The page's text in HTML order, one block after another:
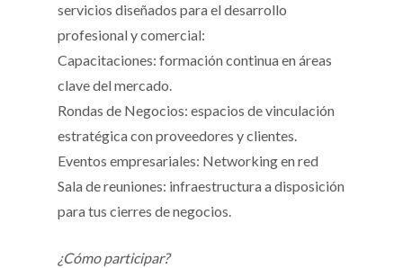
servicios diseñados para el desarrollo
profesional y comercial:
Capacitaciones: formación continua en áreas
clave del mercado.
Rondas de Negocios: espacios de vinculación
estratégica con proveedores y clientes.
Eventos empresariales: Networking en red
Sala de reuniones: infraestructura a disposición
para tus cierres de negocios.
¿Cómo participar?